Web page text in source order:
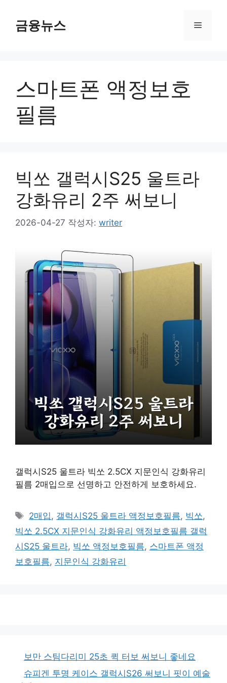
금융뉴스 메
스마트폰 액정보호
필름
빅쏘 갤럭시S25 울트라
강화유리 2주 써보니
2026-04-27 작성자: writer
갤럭시S25 울트라 빅쏘 2.5CX 지문인식 강화유리
필름 2매입으로 선명하고 안전하게 보호하세요.
태
그
2매입 , 갤럭시S25 울트라 액정보호필름, 빅쏘,
빅쏘 2.5CX 지문인식 강화유리 액정보호필름 갤럭
시S25 울트라, 빅쏘 액정보호필름, 스마트폰 액정
보호필름, 지문인식 강화유리
보만 스팀다리미 25초 퀵 터보 써보니 좋네요
슈피겐 투명 케이스 갤럭시S26 써보니 핏이 예술